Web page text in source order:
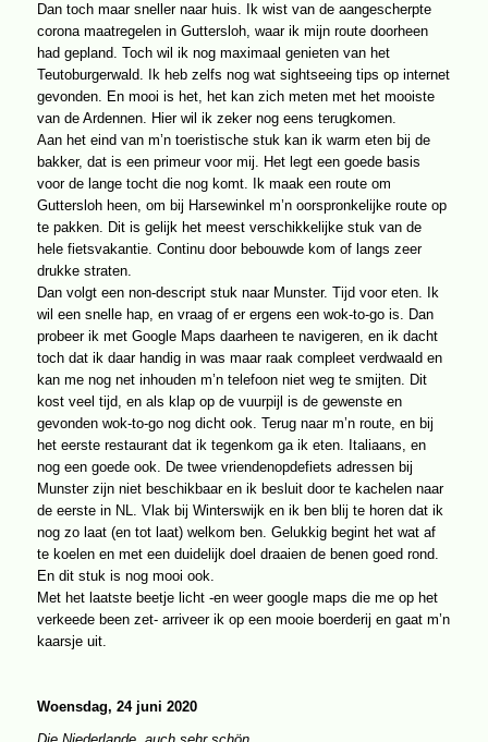
Dan toch maar sneller naar huis. Ik wist van de aangescherpte
corona maatregelen in Guttersloh, waar ik mijn route doorheen
had gepland. Toch wil ik nog maximaal genieten van het
Teutoburgerwald. Ik heb zelfs nog wat sightseeing tips op internet
gevonden. En mooi is het, het kan zich meten met het mooiste
van de Ardennen. Hier wil ik zeker nog eens terugkomen.
Aan het eind van m’n toeristische stuk kan ik warm eten bij de
bakker, dat is een primeur voor mij. Het legt een goede basis
voor de lange tocht die nog komt. Ik maak een route om
Guttersloh heen, om bij Harsewinkel m’n oorspronkelijke route op
te pakken. Dit is gelijk het meest verschikkelijke stuk van de
hele fietsvakantie. Continu door bebouwde kom of langs zeer
drukke straten.
Dan volgt een non-descript stuk naar Munster. Tijd voor eten. Ik
wil een snelle hap, en vraag of er ergens een wok-to-go is. Dan
probeer ik met Google Maps daarheen te navigeren, en ik dacht
toch dat ik daar handig in was maar raak compleet verdwaald en
kan me nog net inhouden m’n telefoon niet weg te smijten. Dit
kost veel tijd, en als klap op de vuurpijl is de gewenste en
gevonden wok-to-go nog dicht ook. Terug naar m’n route, en bij
het eerste restaurant dat ik tegenkom ga ik eten. Italiaans, en
nog een goede ook. De twee vriendenopdefiets adressen bij
Munster zijn niet beschikbaar en ik besluit door te kachelen naar
de eerste in NL. Vlak bij Winterswijk en ik ben blij te horen dat ik
nog zo laat (en tot laat) welkom ben. Gelukkig begint het wat af
te koelen en met een duidelijk doel draaien de benen goed rond.
En dit stuk is nog mooi ook.
Met het laatste beetje licht -en weer google maps die me op het
verkeede been zet- arriveer ik op een mooie boerderij en gaat m’n
kaarsje uit.
Woensdag, 24 juni 2020